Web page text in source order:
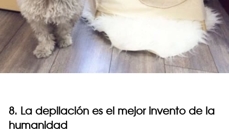
8. La depilación es el mejor invento de la
humanidad